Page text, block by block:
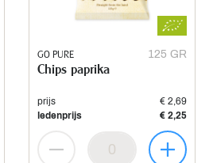
GO PURE 125 GR
Chips paprika
prijs
€ 2,69
ledenprijs
€ 2,25